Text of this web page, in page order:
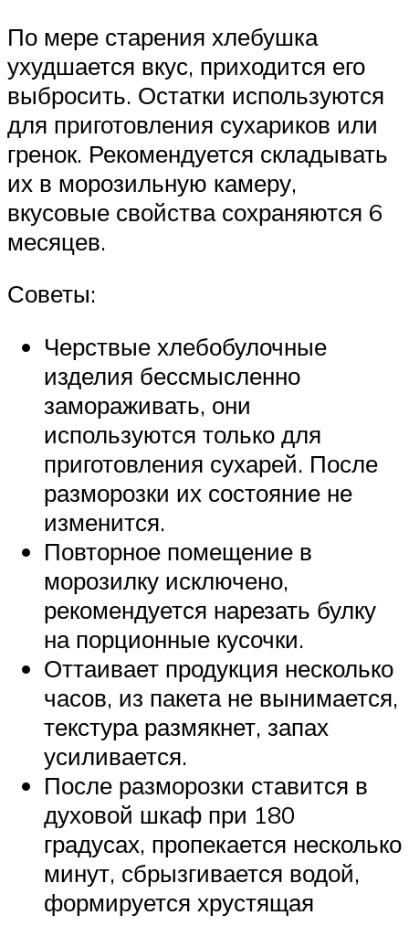
По мере старения хлебушка
ухудшается вкус, приходится его
выбросить. Остатки используются
для приготовления сухариков или
гренок. Рекомендуется складывать
их в морозильную камеру,
вкусовые свойства сохраняются 6
месяцев.
Советы:
Черствые хлебобулочные
изделия бессмысленно
замораживать, они
используются только для
приготовления сухарей. После
разморозки их состояние не
изменится.
Повторное помещение в
морозилку исключено,
рекомендуется нарезать булку
на порционные кусочки.
Оттаивает продукция несколько
часов, из пакета не вынимается,
текстура размякнет, запах
усиливается.
После разморозки ставится в
духовой шкаф при 180
градусах, пропекается несколько
минут, сбрызгивается водой,
формируется хрустящая